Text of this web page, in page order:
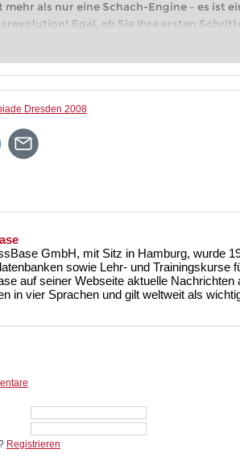
mehr als nur eine Schach-Engine – es ist
Egal, ob Sie Ihre ersten
machen oder bereits auf
Dresden 2008
GmbH, mit Sitz in Hamburg, wurde
sowie Lehr- und Trainingskurse
auf seiner Webseite aktuelle
in vier Sprachen und gilt weltweit als
Registrieren